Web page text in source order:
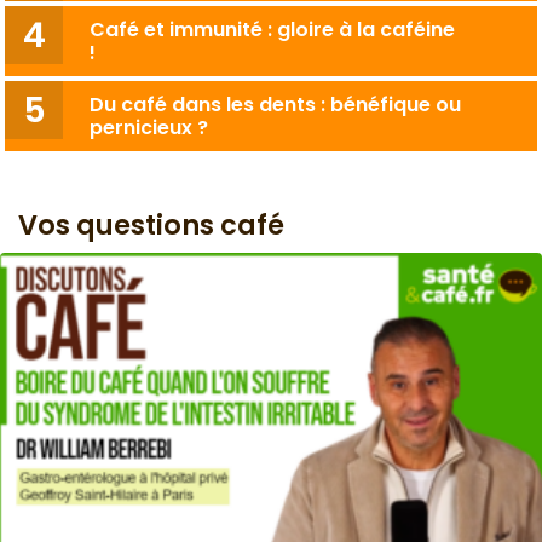
Café et immunité : gloire à la caféine
!
Du café dans les dents : bénéfique ou
pernicieux ?
Vos questions café